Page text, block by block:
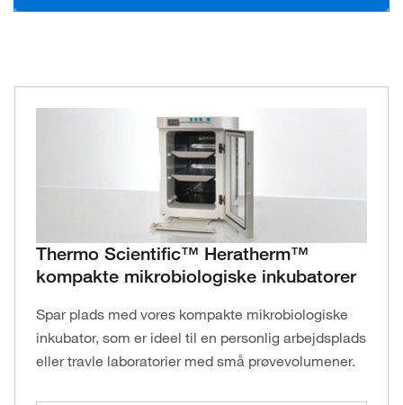
Thermo Scientific™ Heratherm™
kompakte mikrobiologiske inkubatorer
Spar plads med vores kompakte mikrobiologiske
inkubator, som er ideel til en personlig arbejdsplads
eller travle laboratorier med små prøvevolumener.